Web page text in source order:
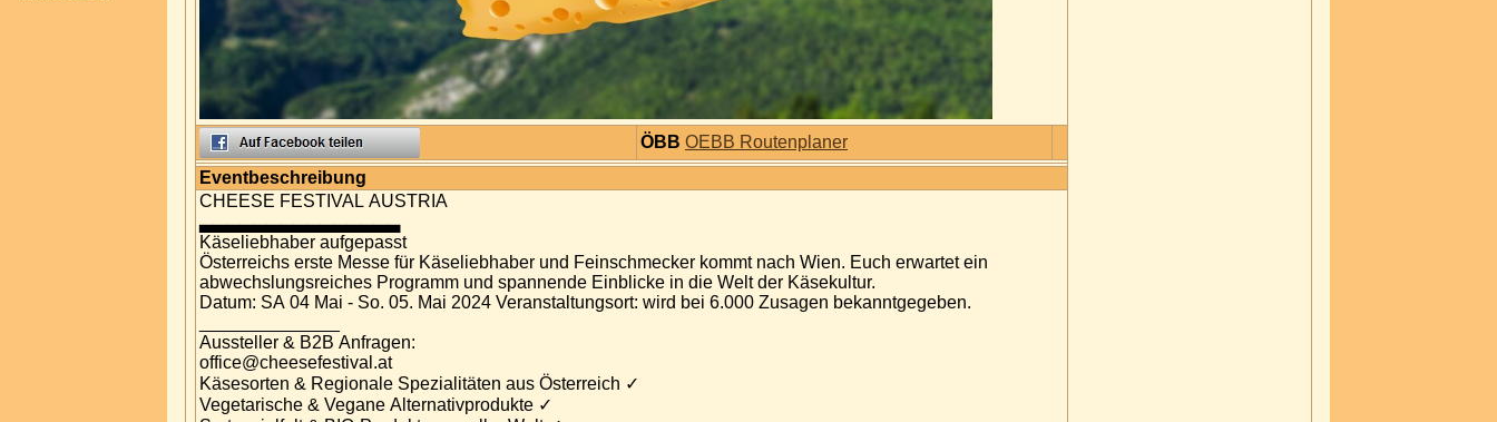
ÖBB OEBB Routenplaner
Eventbeschreibung
CHEESE FESTIVAL AUSTRIA
▃▃▃▃▃▃▃▃▃▃▃▃▃▃▃
Käseliebhaber aufgepasst
Österreichs erste Messe für Käseliebhaber und Feinschmecker kommt nach Wien. Euch erwartet ein
abwechslungsreiches Programm und spannende Einblicke in die Welt der Käsekultur.
Datum: SA 04 Mai - So. 05. Mai 2024 Veranstaltungsort: wird bei 6.000 Zusagen bekanntgegeben.
Aussteller & B2B Anfragen:
office@cheesefestival.at
Käsesorten & Regionale Spezialitäten aus Österreich ✓
Vegetarische & Vegane Alternativprodukte ✓